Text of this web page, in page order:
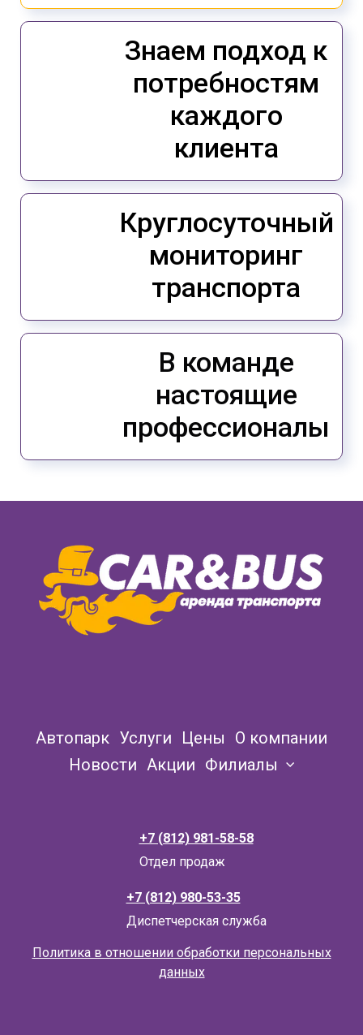
Знаем подход к
потребностям
каждого
клиента
Круглосуточный
мониторинг
транспорта
В команде
настоящие
профессионалы
Автопарк Услуги Цены
О компании
Новости Акции Филиалы
+7 (812) 981-58-58
Отдел продаж
+7 (812) 980-53-35
Диспетчерская служба
Политика в отношении обработки персональных
данных